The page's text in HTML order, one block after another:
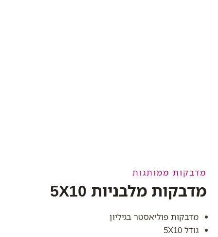
מדבקות ממותגות
מדבקות מלבניות 5X10
מדבקות פוליאסטר בגיליון
גודל 5X10